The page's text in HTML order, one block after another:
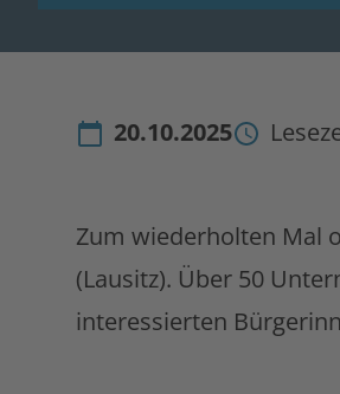
20.10.2025
Zum wiederholten Mal
(Lausitz). Über 50
interessierten